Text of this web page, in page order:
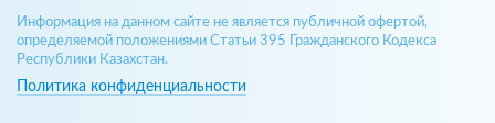
Информация на данном сайте не является публичной офертой,
определяемой положениями Статьи 395 Гражданского Кодекса
Республики Казахстан.
Политика конфиденциальности